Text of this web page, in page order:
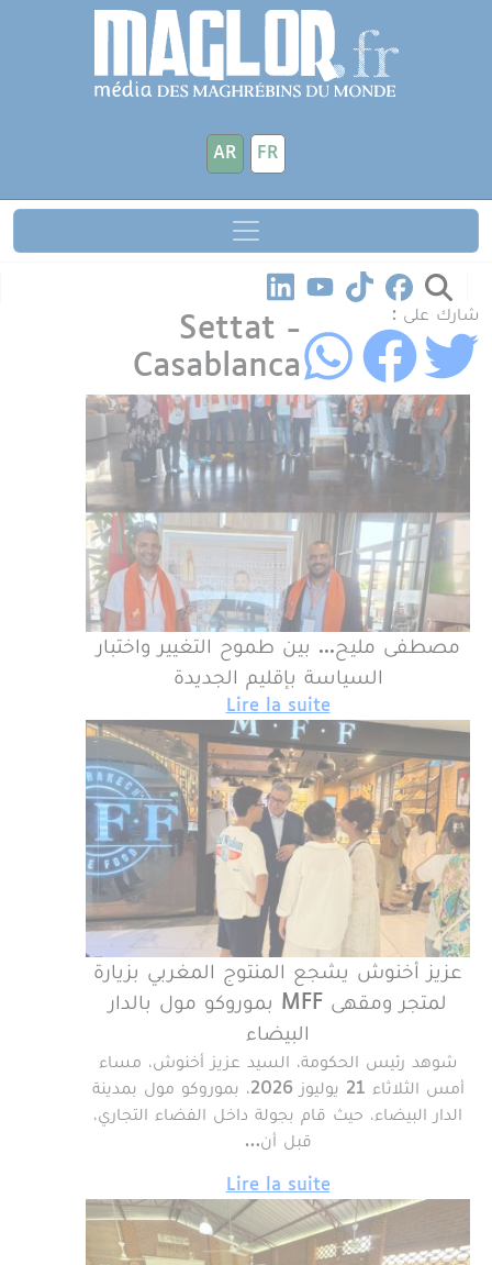
تجاوز إلى المحتوى الرئيسي
FR
AR
شارك على :
Settat -
Casablanca
مصطفى مليح... بين طموح التغيير واختبار
السياسة بإقليم الجديدة
Lire la suite
عزيز أخنوش يشجع المنتوج المغربي بزيارة
لمتجر ومقهى MFF بموروكو مول بالدار
البيضاء
شوهد رئيس الحكومة، السيد عزيز أخنوش، مساء
أمس الثلاثاء 21 يوليوز 2026، بموروكو مول بمدينة
الدار البيضاء، حيث قام بجولة داخل الفضاء التجاري،
قبل أن…
Lire la suite
لوحة إدارة ملفات تعريف الارتباط